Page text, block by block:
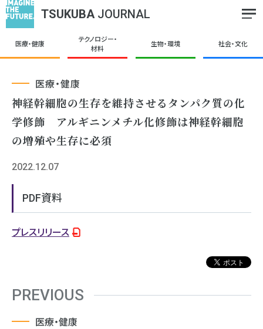
TSUKUBA JOURNAL
医療・健康
テクノロジー・
材料
生物・環境 社会・文化
医療・健康
神経幹細胞の生存を維持させるタンパク質の化
学修飾 アルギニンメチル化修飾は神経幹細胞
の増殖や生存に必須
2022.12.07
PDF資料
プレスリリース
PREVIOUS
医療・健康